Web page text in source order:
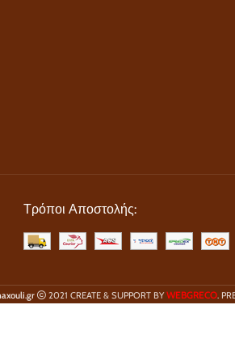
Τρόποι Αποστολής:
2021 CREATE & SUPPORT BYWEBGRECO.